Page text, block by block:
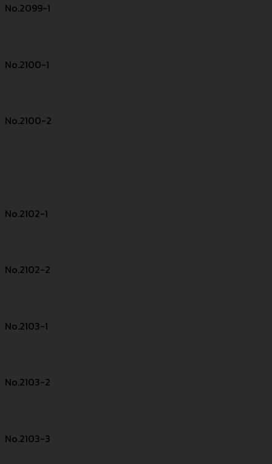
No.2099-1
No.2100-1
No.2100-2
No.2102-1
No.2102-2
No.2103-1
No.2103-2
No.2103-3